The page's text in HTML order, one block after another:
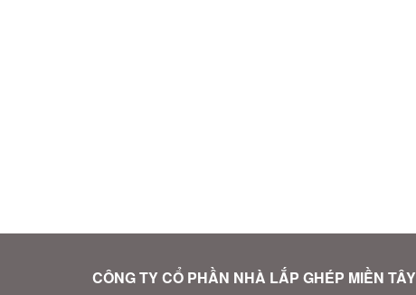
CÔNG TY CỔ PHẦN NHÀ LẮP GHÉP MIỀN TÂY